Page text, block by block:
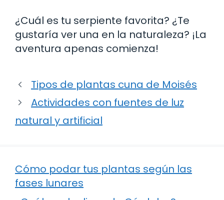
¿Cuál es tu serpiente favorita? ¿Te
gustaría ver una en la naturaleza? ¡La
aventura apenas comienza!
Tipos de plantas cuna de Moisés
Actividades con fuentes de luz
natural y artificial
Cómo podar tus plantas según las
fases lunares